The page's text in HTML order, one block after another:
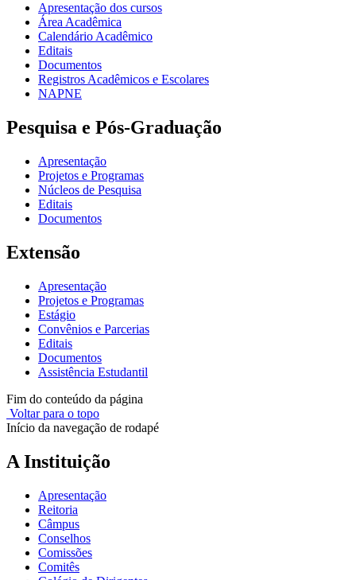
Apresentação dos cursos
Área Acadêmica
Calendário Acadêmico
Editais
Documentos
Registros Acadêmicos e Escolares
NAPNE
Pesquisa e Pós-Graduação
Apresentação
Projetos e Programas
Núcleos de Pesquisa
Editais
Documentos
Extensão
Apresentação
Projetos e Programas
Estágio
Convênios e Parcerias
Editais
Documentos
Assistência Estudantil
Fim do conteúdo da página
Voltar para o topo
Início da navegação de rodapé
A Instituição
Apresentação
Reitoria
Câmpus
Conselhos
Comissões
Comitês